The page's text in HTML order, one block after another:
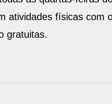
atividades físicas com
gratuitas.